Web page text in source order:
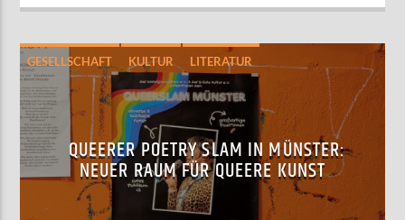
GESELLSCHAFT KULTUR LITERATUR
QUEERER POETRY SLAM IN MÜNSTER:
NEUER RAUM FÜR QUEERE KUNST